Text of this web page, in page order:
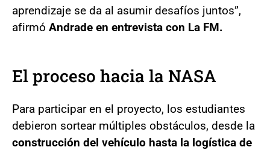
aprendizaje se da al asumir desafíos juntos”,
afirmó Andrade en entrevista con La FM.
El proceso hacia la NASA
Para participar en el proyecto, los estudiantes
debieron sortear múltiples obstáculos, desde la
construcción del vehículo hasta la logística de